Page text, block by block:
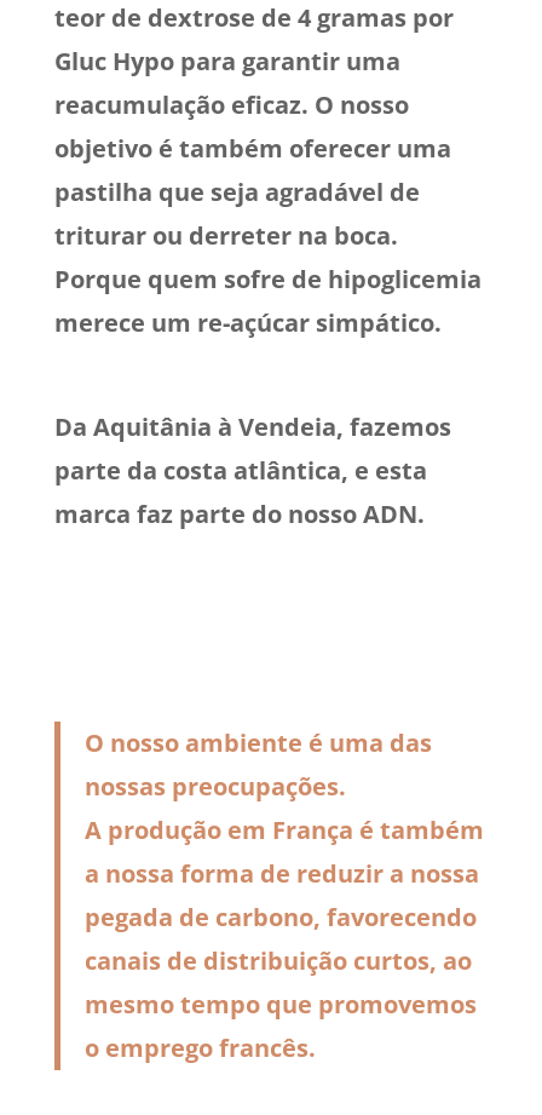
teor de dextrose de 4 gramas por
Gluc Hypo para garantir uma
reacumulação eficaz. O nosso
objetivo é também oferecer uma
pastilha que seja agradável de
triturar ou derreter na boca.
Porque quem sofre de hipoglicemia
merece um re-açúcar simpático.
Da Aquitânia à Vendeia, fazemos
parte da costa atlântica, e esta
marca faz parte do nosso ADN.
O nosso ambiente é uma das
nossas preocupações.
A produção em França é também
a nossa forma de reduzir a nossa
pegada de carbono, favorecendo
canais de distribuição curtos, ao
mesmo tempo que promovemos
o emprego francês.